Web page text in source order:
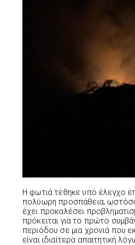
Η φωτιά τέθηκε υπό έλεγχο
πολύωρη προσπάθεια,
έχει προκαλέσει
πρόκειται για το πρώτο
περιόδου σε μια χρονιά που
είναι ιδιαίτερα απαιτητική